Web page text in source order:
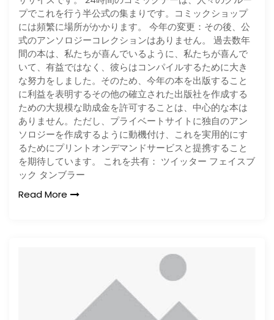
プでこれを行う半公式の集まりです。コミックショップ
には頻繁に場所がかかります。 今年の変更：その後、公
式のアンソロジーコレクションはありません。 過去数年
間の本は、私たちが喜んでいるように、私たちが喜んで
いて、有益ではなく、彼らはコンパイルするために大き
な努力をしました。そのため、今年の本を出版すること
に利益を表明するその他の確立された出版社を作成する
ための大規模な助成金を許可することは、中心的な本は
ありません。ただし、プライベートサイトに独自のアン
ソロジーを作成するように動機付け、これを実用的にす
るためにプリントオンデマンドサービスと提携すること
を期待しています。 これを共有： ツイッター フェイスブ
ック タンブラー
Read More